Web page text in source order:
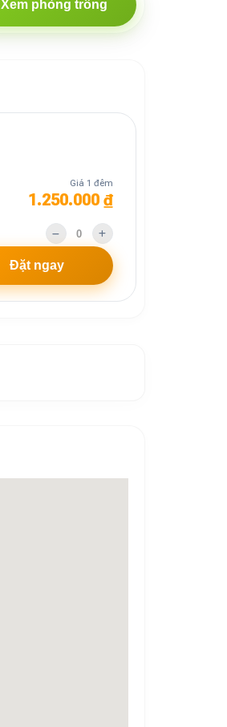
Xem phòng trống
Giá 1 đêm
1.250.000 ₫
Đặt ngay